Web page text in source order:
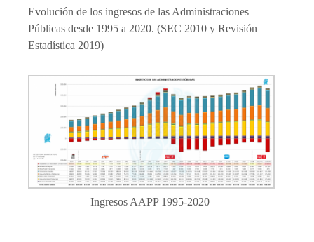
Evolución de los ingresos de las Administraciones
Públicas desde 1995 a 2020. (SEC 2010 y Revisión
Estadística 2019)
Ingresos AAPP 1995-2020